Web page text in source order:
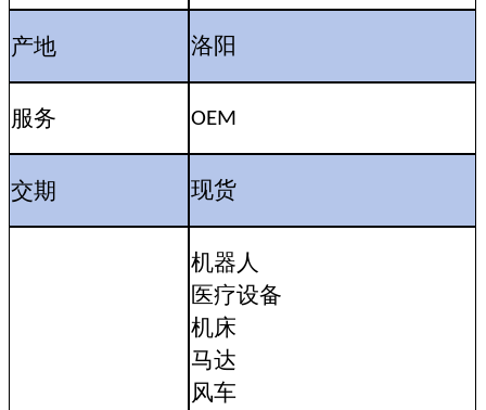
产地 洛阳
服务 OEM
交期 现货
机器人
医疗设备
机床
马达
风车